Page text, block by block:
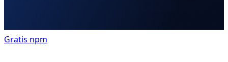
Gratis npm